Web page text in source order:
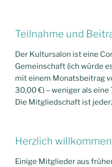
Teilnahme und
Der Kultursalon ist eine
Gemeinschaft (ich würde
mit einem Monatsbeitrag
30,00 €) – weniger als eine
Die Mitgliedschaft ist
Herzlich
Einige Mitglieder aus